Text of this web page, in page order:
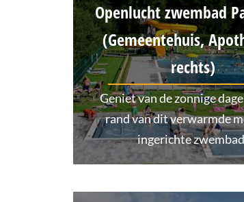
Openlucht zwembad
(Gemeentehuis,
rechts)
Geniet van de zonnige
rand van dit verwarmde
ingerichte